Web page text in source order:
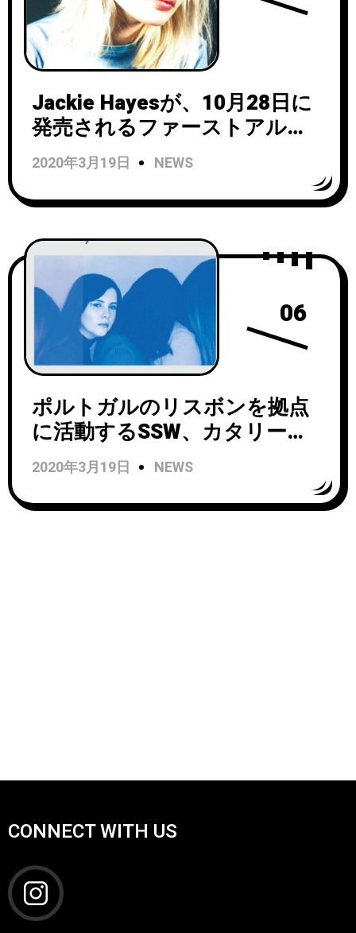
Jackie Hayesが、10月28日に
発売されるファーストアルバ
ム『Over&Over』からシング
ル「Wish it Was」をリリー
ス！
2020年3月19日 NEWS
06
ポルトガルのリスボンを拠点
に活動するSSW、カタリー
ナ・フォルカオによるドリー
ム・ポップ・フォークプロジ
ェクトMondayがミニアルバム
2020年3月19日 NEWS
CONNECT WITH US